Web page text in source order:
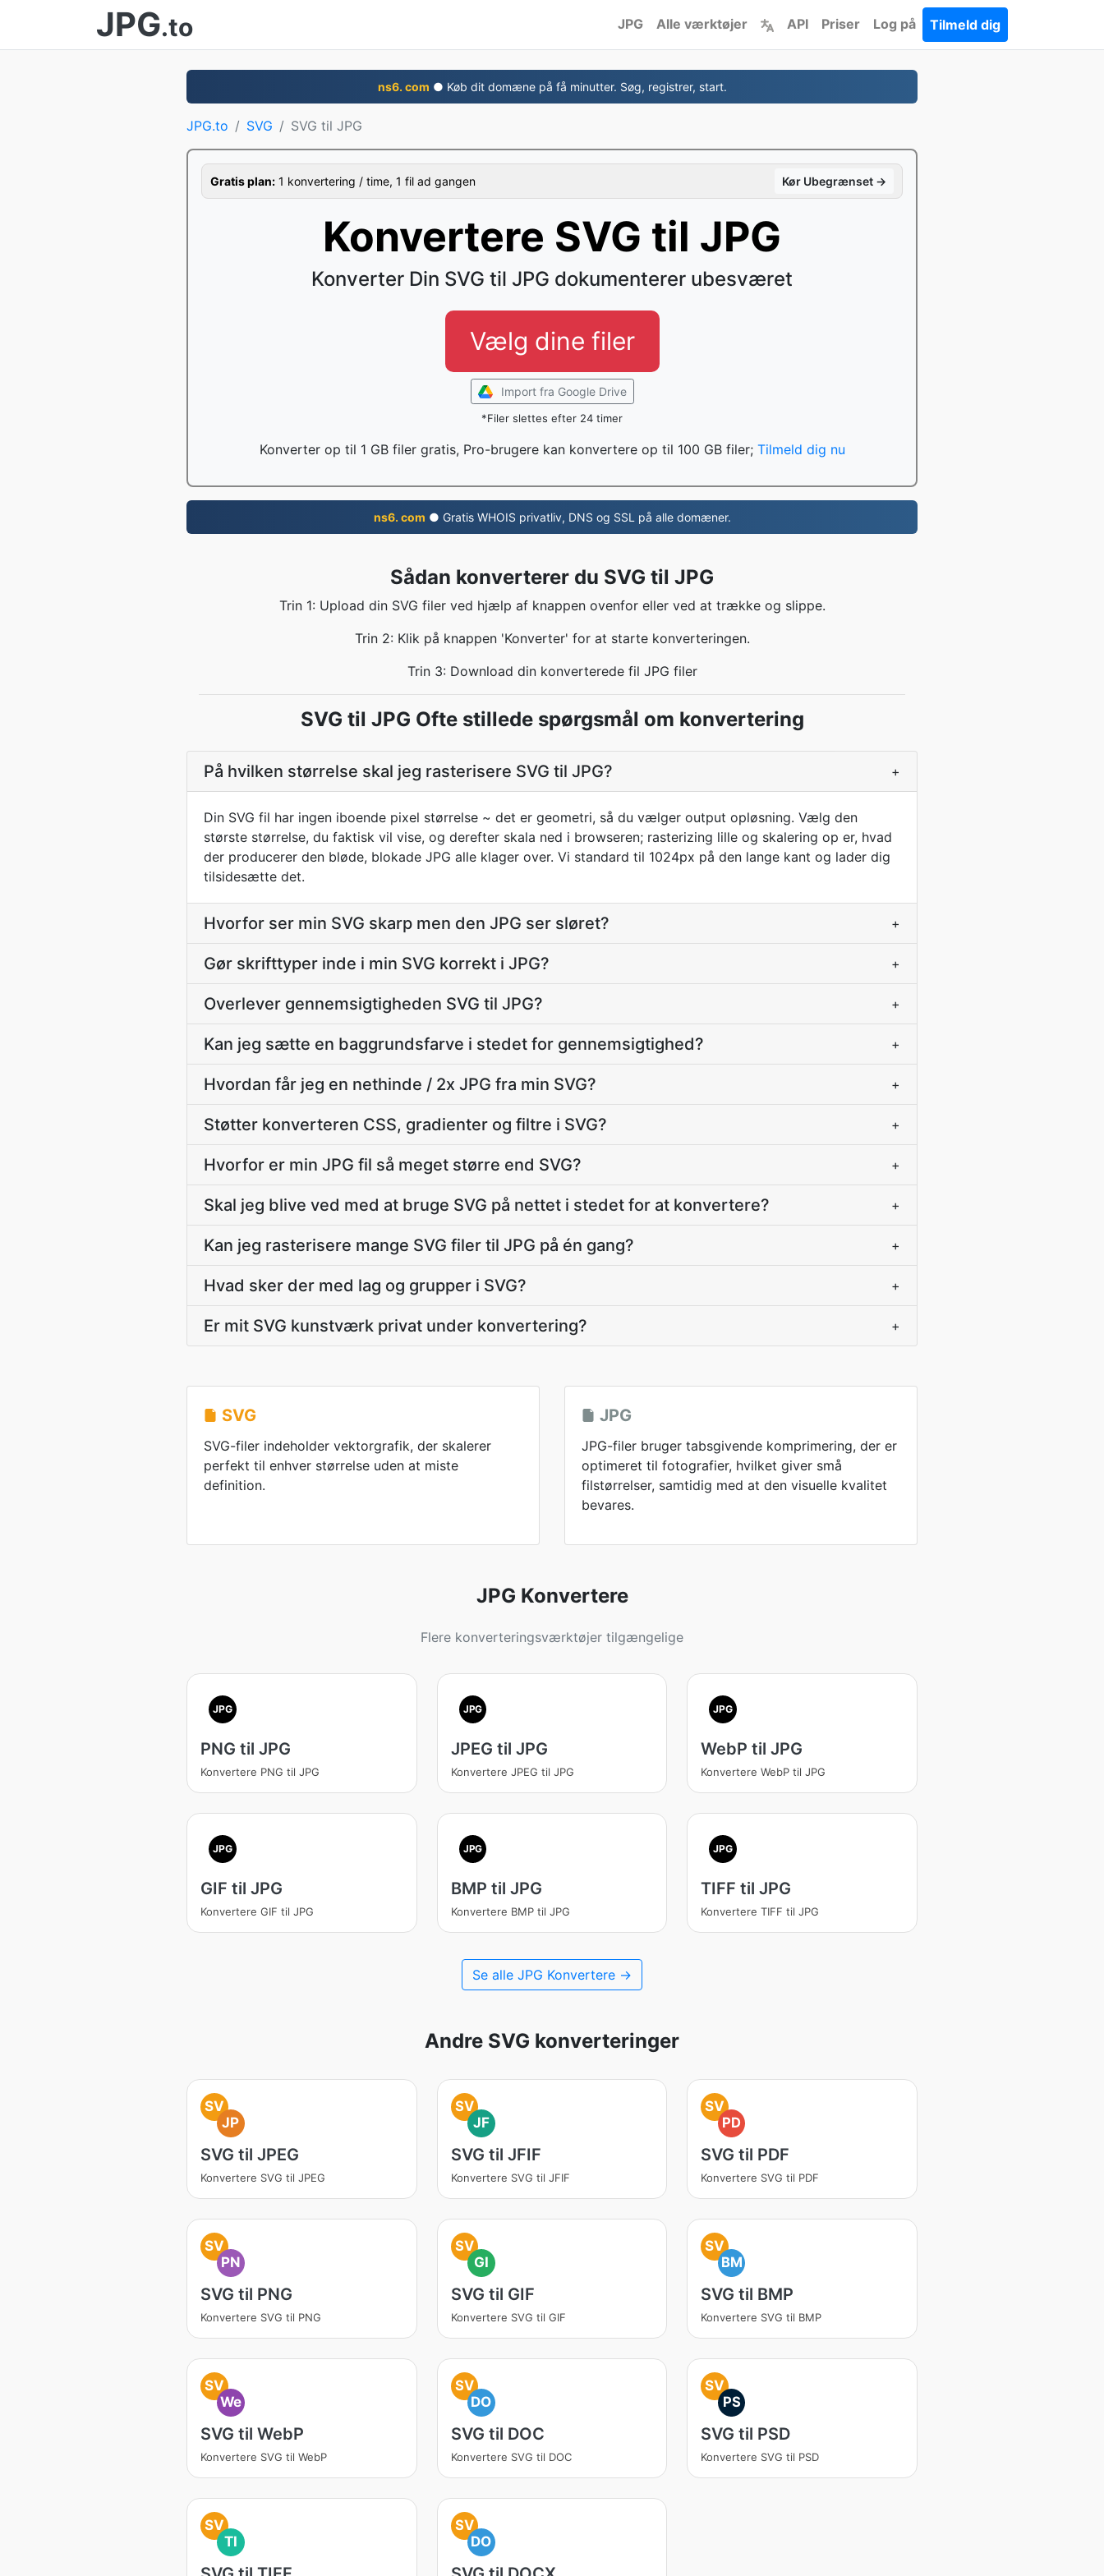
JPG.to JPG Alle værktøjer API Priser Log på Tilmeld dig
ns6. com ● Køb dit domæne på få minutter. Søg, registrer, start.
JPG.to SVG SVG til JPG
Gratis plan: 1 konvertering / time, 1 fil ad gangen Kør Ubegrænset →
Konvertere SVG til JPG
Konverter Din SVG til JPG dokumenterer ubesværet
Vælg dine filer
Import fra Google Drive
*Filer slettes efter 24 timer
Konverter op til 1 GB filer gratis, Pro-brugere kan konvertere op til 100 GB filer; Tilmeld dig nu
ns6. com ● Gratis WHOIS privatliv, DNS og SSL på alle domæner.
Sådan konverterer du SVG til JPG
Trin 1: Upload din SVG filer ved hjælp af knappen ovenfor eller ved at trække og slippe.
Trin 2: Klik på knappen 'Konverter' for at starte konverteringen.
Trin 3: Download din konverterede fil JPG filer
SVG til JPG Ofte stillede spørgsmål om konvertering
På hvilken størrelse skal jeg rasterisere SVG til JPG? +
Din SVG fil har ingen iboende pixel størrelse ~ det er geometri, så du vælger output opløsning. Vælg den
største størrelse, du faktisk vil vise, og derefter skala ned i browseren; rasterizing lille og skalering op er, hvad
der producerer den bløde, blokade JPG alle klager over. Vi standard til 1024px på den lange kant og lader dig
tilsidesætte det.
Hvorfor ser min SVG skarp men den JPG ser sløret? +
Gør skrifttyper inde i min SVG korrekt i JPG? +
Overlever gennemsigtigheden SVG til JPG? +
Kan jeg sætte en baggrundsfarve i stedet for gennemsigtighed? +
Hvordan får jeg en nethinde / 2x JPG fra min SVG? +
Støtter konverteren CSS, gradienter og filtre i SVG? +
Hvorfor er min JPG fil så meget større end SVG? +
Skal jeg blive ved med at bruge SVG på nettet i stedet for at konvertere? +
Kan jeg rasterisere mange SVG filer til JPG på én gang? +
Hvad sker der med lag og grupper i SVG? +
Er mit SVG kunstværk privat under konvertering? +
SVG
SVG-filer indeholder vektorgrafik, der skalerer
perfekt til enhver størrelse uden at miste
definition.
JPG
JPG-filer bruger tabsgivende komprimering, der er
optimeret til fotografier, hvilket giver små
filstørrelser, samtidig med at den visuelle kvalitet
bevares.
JPG Konvertere
Flere konverteringsværktøjer tilgængelige
JPG
PNG til JPG
Konvertere PNG til JPG
JPG
JPEG til JPG
Konvertere JPEG til JPG
JPG
WebP til JPG
Konvertere WebP til JPG
JPG
GIF til JPG
Konvertere GIF til JPG
JPG
BMP til JPG
Konvertere BMP til JPG
JPG
TIFF til JPG
Konvertere TIFF til JPG
Se alle JPG Konvertere →
Andre SVG konverteringer
SV
JP
SVG til JPEG
Konvertere SVG til JPEG
SV
JF
SVG til JFIF
Konvertere SVG til JFIF
SV
PD
SVG til PDF
Konvertere SVG til PDF
SV
PN
SVG til PNG
Konvertere SVG til PNG
SV
GI
SVG til GIF
Konvertere SVG til GIF
SV
BM
SVG til BMP
Konvertere SVG til BMP
SV
We
SVG til WebP
Konvertere SVG til WebP
SV
DO
SVG til DOC
Konvertere SVG til DOC
SV
PS
SVG til PSD
Konvertere SVG til PSD
SV
TI
SV
DO